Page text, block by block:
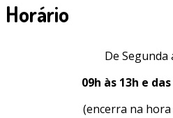
Horário
De Segunda
09h às 13h e
(encerra na hora